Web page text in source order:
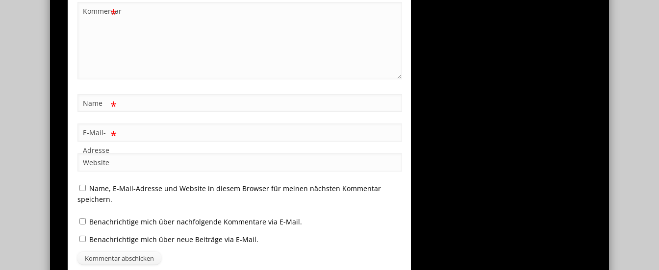
Kommentar
*
Name *
E-Mail-
Adresse
*
Website
Name, E-Mail-Adresse und Website in diesem Browser für meinen nächsten Kommentar
speichern.
Benachrichtige mich über nachfolgende Kommentare via E-Mail.
Benachrichtige mich über neue Beiträge via E-Mail.